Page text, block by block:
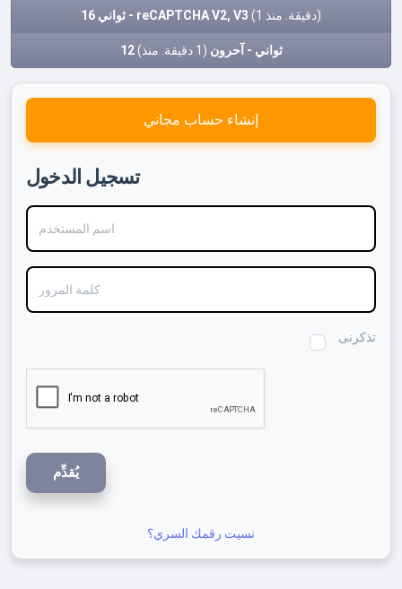
16 ثواني - reCAPTCHA V2, V3 (1 دقيقة. منذ)
12 ثواني - آحرون (1 دقيقة. منذ)
إنشاء حساب مجاني
تسجيل الدخول
اسم المستخدم
كلمة المرور
تذكرنى
يُقدِّم
نسيت رقمك السري؟